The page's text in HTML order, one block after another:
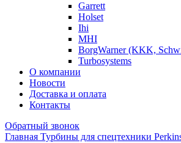
Garrett
Holset
Ihi
MHI
BorgWarner (KKK,
Turbosystems
О компании
Новости
Доставка и оплата
Контакты
Обратный звонок
Главная Турбины для спецтехники